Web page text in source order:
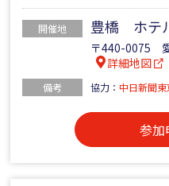
開催地 豊橋 ホテ
〒440-0075
詳細地図
備考 協力： 中日新聞
参加